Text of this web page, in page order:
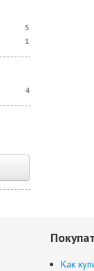
5
1
4
Как